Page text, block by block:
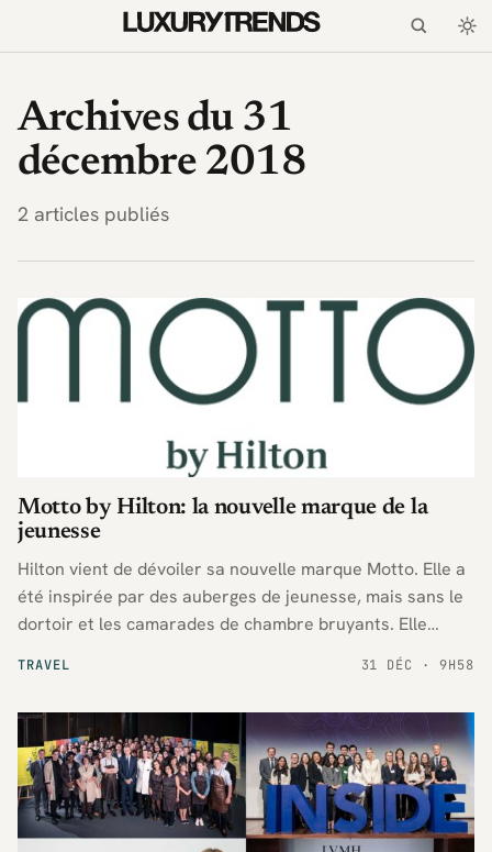
Archives du 31
décembre 2018
2 articles publiés
TRAVEL
Motto by Hilton: la nouvelle marque de la
jeunesse
Hilton vient de dévoiler sa nouvelle marque Motto. Elle a
été inspirée par des auberges de jeunesse, mais sans le
dortoir et les camarades de chambre bruyants. Elle
s’adresse aux jeunes touristes soucieux de leur budget.
31 DÉC · 9H58